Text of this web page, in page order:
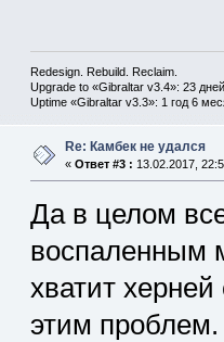
Redesign. Rebuild. Reclaim.
Upgrade to «Gibraltar v3.4»: 23
Uptime «Gibraltar v3.3»: 1 год 6
Re: Камбек не удался
« Ответ #3 : 13.02.2017,
Да в целом
воспаленным
хватит
этим проблем.